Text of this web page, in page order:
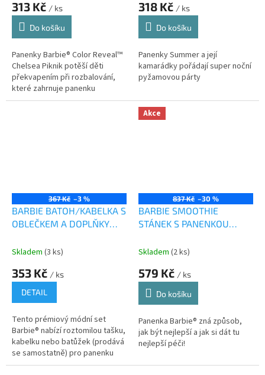
313 Kč / ks
Do košíku
Panenky Barbie® Color Reveal™
Chelsea Piknik potěší děti
překvapením při rozbalování,
které zahrnuje panenku
Chelsea™, stylové módní
318 Kč / ks
Do košíku
Panenky Summer a její
kamarádky pořádají super noční
pyžamovou párty
367 Kč –3 %
BARBIE BATOH/KABELKA S
OBLEČKEM A DOPLŇKY
Skladem (3 ks)
353 Kč / ks
DETAIL
Tento prémiový módní set
Barbie® nabízí roztomilou tašku,
kabelku nebo batůžek (prodává
se samostatně) pro panenku
Barbie®
Akce
837 Kč –30 %
BARBIE SMOOTHIE
STÁNEK S PANENKOU
Skladem (2 ks)
579 Kč / ks
Do košíku
Panenka Barbie® zná způsob,
jak být nejlepší a jak si dát tu
nejlepší péči!